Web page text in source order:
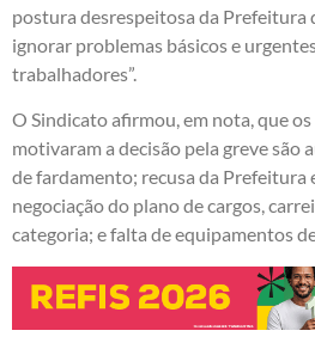
postura desrespeitosa da Prefeitura
ignorar problemas básicos e
trabalhadores”.
O Sindicato afirmou, em nota, que
motivaram a decisão pela greve são
de fardamento; recusa da Prefeitura
negociação do plano de cargos,
categoria; e falta de equipamentos